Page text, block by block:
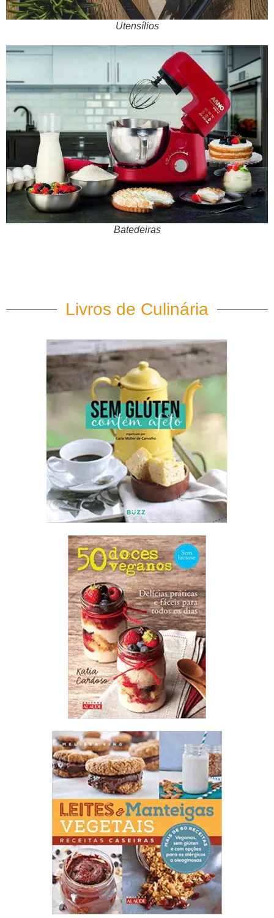
Utensílios
Batedeiras
Livros de Culinária